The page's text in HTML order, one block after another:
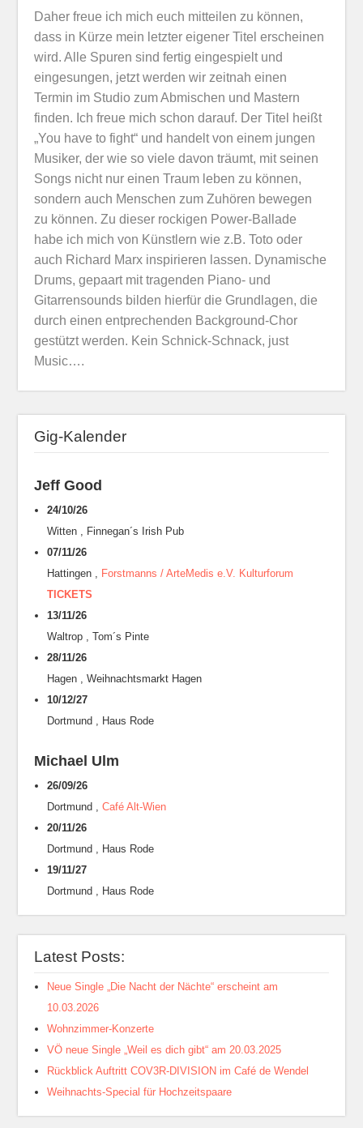
Daher freue ich mich euch mitteilen zu können,
dass in Kürze mein letzter eigener Titel erscheinen
wird. Alle Spuren sind fertig eingespielt und
eingesungen, jetzt werden wir zeitnah einen
Termin im Studio zum Abmischen und Mastern
finden. Ich freue mich schon darauf. Der Titel heißt
„You have to fight“ und handelt von einem jungen
Musiker, der wie so viele davon träumt, mit seinen
Songs nicht nur einen Traum leben zu können,
sondern auch Menschen zum Zuhören bewegen
zu können. Zu dieser rockigen Power-Ballade
habe ich mich von Künstlern wie z.B. Toto oder
auch Richard Marx inspirieren lassen. Dynamische
Drums, gepaart mit tragenden Piano- und
Gitarrensounds bilden hierfür die Grundlagen, die
durch einen entprechenden Background-Chor
gestützt werden. Kein Schnick-Schnack, just
Music….
Gig-Kalender
Jeff Good
24/10/26
Witten , Finnegan´s Irish Pub
07/11/26
Hattingen , Forstmanns / ArteMedis e.V. Kulturforum
TICKETS
13/11/26
Waltrop , Tom´s Pinte
28/11/26
Hagen , Weihnachtsmarkt Hagen
10/12/27
Dortmund , Haus Rode
Michael Ulm
26/09/26
Dortmund , Café Alt-Wien
20/11/26
Dortmund , Haus Rode
19/11/27
Dortmund , Haus Rode
Latest Posts:
Neue Single „Die Nacht der Nächte“ erscheint am
10.03.2026
Wohnzimmer-Konzerte
VÖ neue Single „Weil es dich gibt“ am 20.03.2025
Rückblick Auftritt COV3R-DIVISION im Café de Wendel
Weihnachts-Special für Hochzeitspaare